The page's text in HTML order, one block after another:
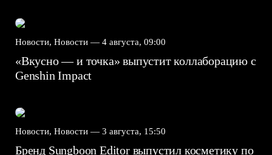
Новости, Новости — 4 августа, 09:00
«Вкусно — и точка» выпустит коллаборацию с
Genshin Impact⁠⁠
Новости, Новости — 3 августа, 15:50
Бренд Sungboon Editor выпустил косметику по